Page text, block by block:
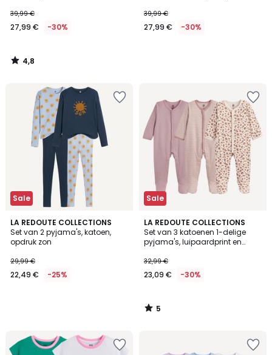
39,99 €
27,99 € -30%
4,8
/
39,99 €
27,99 € -30%
Sale
LA REDOUTE COLLECTIONS
Set van 2 pyjama's, katoen,
opdruk zon
29,99 €
22,49 € -25%
Sale
LA REDOUTE COLLECTIONS
Set van 3 katoenen 1-delige
pyjama's, luipaardprint en
32,99 €
23,09 € -30%
5
/
5
5
/